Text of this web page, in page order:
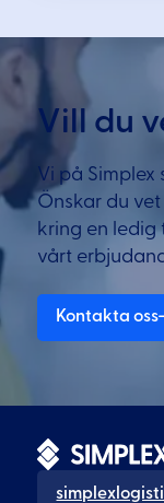
Vill du
Vi på
Önskar du
kring en ledig
vårt
Kontakta oss